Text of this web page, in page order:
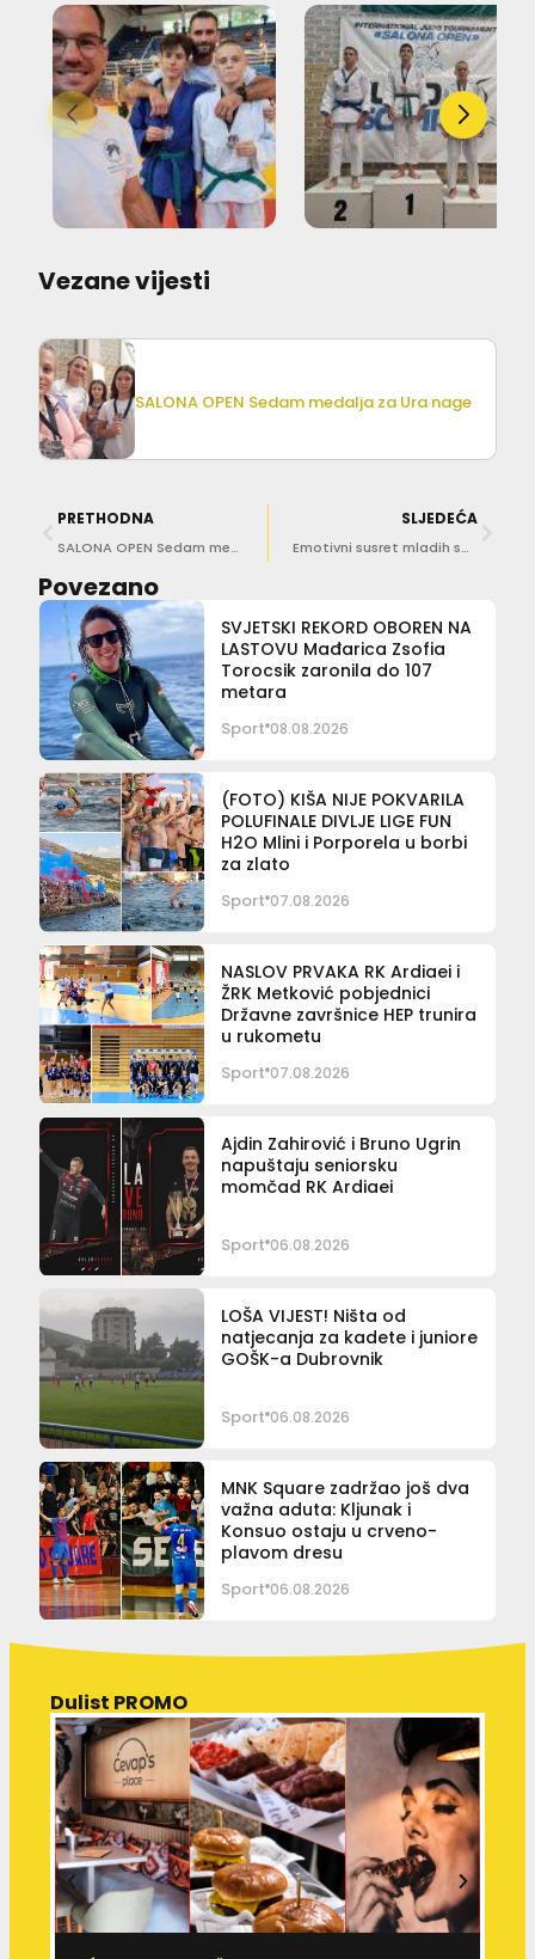
Vezane vijesti
SALONA OPEN Sedam medalja za Ura nage
PRETHODNA
SALONA OPEN Sedam medalja za Ura nage
SLJEDEĆA
Emotivni susret mladih sportaša iz Doma Maslina s Vatrenima
Povezano
SVJETSKI REKORD OBOREN NA
LASTOVU Mađarica Zsofia
Torocsik zaronila do 107
metara
Sport 08.08.2026
(FOTO) KIŠA NIJE POKVARILA
POLUFINALE DIVLJE LIGE FUN
H2O Mlini i Porporela u borbi
za zlato
Sport 07.08.2026
NASLOV PRVAKA RK Ardiaei i
ŽRK Metković pobjednici
Državne završnice HEP trunira
u rukometu
Sport 07.08.2026
Ajdin Zahirović i Bruno Ugrin
napuštaju seniorsku
momčad RK Ardiaei
Sport 06.08.2026
LOŠA VIJEST! Ništa od
natjecanja za kadete i juniore
GOŠK-a Dubrovnik
Sport 06.08.2026
MNK Square zadržao još dva
važna aduta: Kljunak i
Konsuo ostaju u crveno-
plavom dresu
Sport 06.08.2026
Dulist PROMO